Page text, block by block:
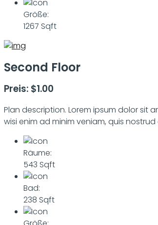
Größe:
1267 Sqft
Second Floor
Preis: $1.00
Plan description. Lorem ipsum dolor
wisi enim ad minim veniam, quis
Räume:
543 Sqft
Bad:
238 Sqft